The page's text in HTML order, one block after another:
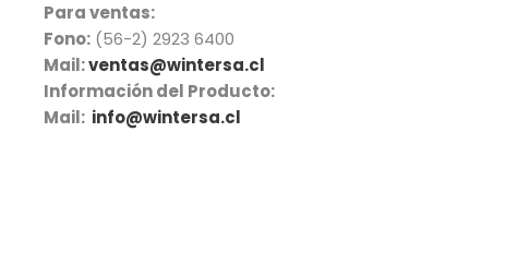
Para ventas:
Fono: (56-2) 2923 6400
Mail:ventas@wintersa.cl
Información del Producto:
Mail: info@wintersa.cl